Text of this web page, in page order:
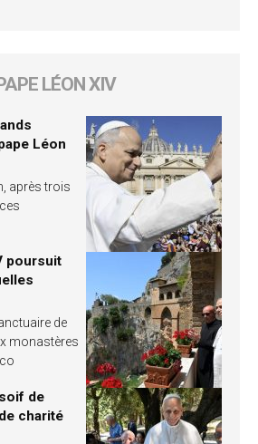
LÉON XIV
Léon
après trois
poursuit
de
monastères
de
charité